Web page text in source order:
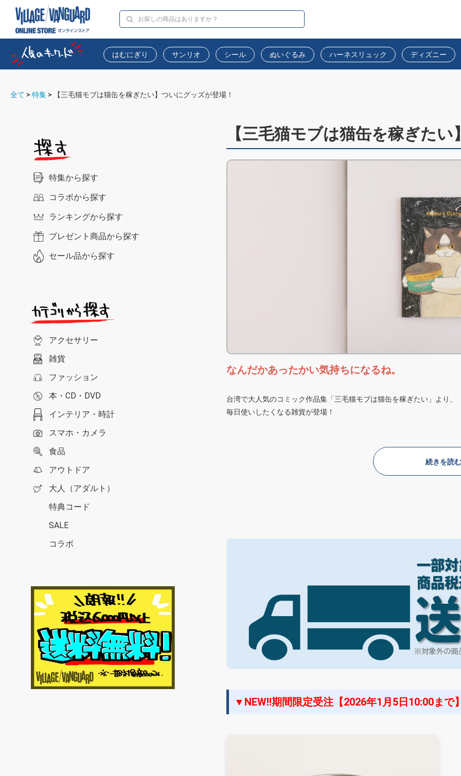
はむにぎり サンリオ シール ぬいぐるみ ハーネスリュック ディズニー
全て > 特集 > 【三毛猫モブは猫缶を稼ぎたい】ついにグッズが登場！
特集から探す
コラボから探す
ランキングから探す
プレゼント商品から探す
セール品から探す
アクセサリー
雑貨
ファッション
本・CD・DVD
インテリア・時計
スマホ・カメラ
食品
アウトドア
大人（アダルト）
特典コード
SALE
コラボ
【三毛猫モブは猫缶を稼ぎた
なんだかあったかい気持ちになるね。
台湾で大人気のコミック作品集「三毛猫モブは猫缶を稼ぎたい」より、
毎日使いしたくなる雑貨が登場！
続きを読む
▼NEW!!期間限定受注【2026年1月5日10:00まで